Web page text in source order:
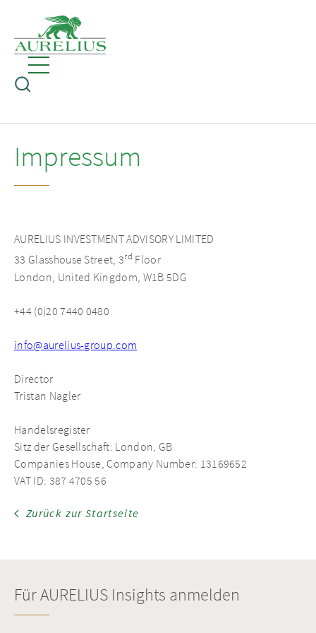
Impressum
AURELIUS INVESTMENT ADVISORY LIMITED
33 Glasshouse Street, 3rd Floor
London, United Kingdom, W1B 5DG
+44 (0)20 7440 0480
info@aurelius-group.com
Director
Tristan Nagler
Handelsregister
Sitz der Gesellschaft: London, GB
Companies House, Company Number: 13169652
VAT ID: 387 4705 56
Zurück zur Startseite
Für AURELIUS Insights anmelden